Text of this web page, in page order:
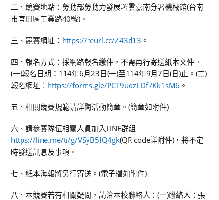
二、競賽地點：勞動部勞動力發展署雲嘉南分署機械館(台南
市官田區工業路40號)。
三、競賽網址： https://reurl.cc/Z43d13 。
四、報名方式：採網路報名繳件，不需再行寄送紙本文件。
(一)報名日期：114年6月23日(一)至114年9月7日(日)止。(二)
報名網址： https://forms.gle/PCT9uozLDf7Kk1sM6 。
五、相關競賽規範請詳閱活動簡章。(簡章如附件)
六、請參賽隊伍相關人員加入LINE群組
https://line.me/ti/g/VSyB5fQ4gk(QR code詳附件)，將不定
時發送訊息及事項。
七、紙本海報將另行寄送。(電子檔如附件)
八、本競賽若有相關疑問，請洽本校聯絡人：(一)聯絡人：張